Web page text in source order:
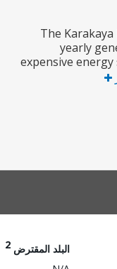
The
yearly
expensive
البلد المقترض 2